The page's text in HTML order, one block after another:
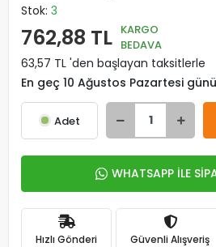
Stok: 3
762,88 TL KARGO
BEDAVA
63,57 TL 'den başlayan taksitlerle
En geç 10 Ağustos Pazartesi
Adet
WHATSAPP İLE
Hızlı Gönderi Güvenli Alışveriş